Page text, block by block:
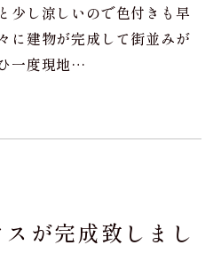
少し涼しいので色付きも早
に建物が完成して街並みが
一度現地…
が完成致しまし